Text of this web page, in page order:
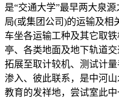
是“交通大学”最早两大泉
局(或集团公司)的运输及相
车坐各运输工种及其它取
亭、各类地面及地下轨道
拓展至取计较机、测试计
渗入、彼此联系，是中河
教育的发祥地，尝试室此中